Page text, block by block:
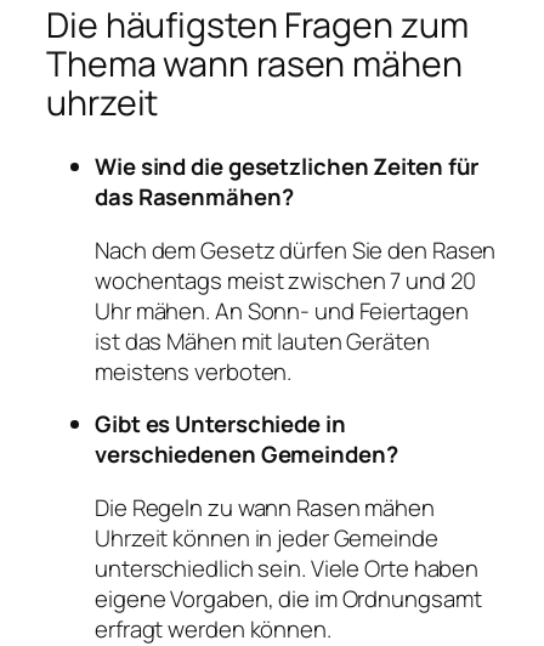
Die häufigsten Fragen zum
Thema wann rasen mähen
uhrzeit
Wie sind die gesetzlichen Zeiten für
das Rasenmähen?
Nach dem Gesetz dürfen Sie den Rasen
wochentags meist zwischen 7 und 20
Uhr mähen. An Sonn- und Feiertagen
ist das Mähen mit lauten Geräten
meistens verboten.
Gibt es Unterschiede in
verschiedenen Gemeinden?
Die Regeln zu wann Rasen mähen
Uhrzeit können in jeder Gemeinde
unterschiedlich sein. Viele Orte haben
eigene Vorgaben, die im Ordnungsamt
erfragt werden können.